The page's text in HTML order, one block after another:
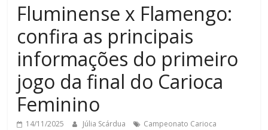
Fluminense x Flamengo:
confira as principais
informações do primeiro
jogo da final do Carioca
Feminino
14/11/2025 Júlia Scárdua
Campeonato Carioca